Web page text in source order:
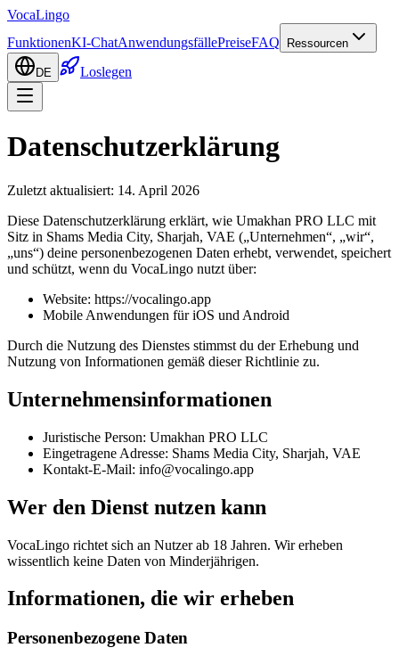
VocaLingo
FunktionenKI-ChatAnwendungsfällePreiseFAQ Ressourcen
DE Loslegen
Datenschutzerklärung
Zuletzt aktualisiert: 14. April 2026
Diese Datenschutzerklärung erklärt, wie Umakhan PRO LLC mit
Sitz in Shams Media City, Sharjah, VAE („Unternehmen“, „wir“,
„uns“) deine personenbezogenen Daten erhebt, verwendet, speichert
und schützt, wenn du VocaLingo nutzt über:
Website: https://vocalingo.app
Mobile Anwendungen für iOS und Android
Durch die Nutzung des Dienstes stimmst du der Erhebung und
Nutzung von Informationen gemäß dieser Richtlinie zu.
Unternehmensinformationen
Juristische Person: Umakhan PRO LLC
Eingetragene Adresse: Shams Media City, Sharjah, VAE
Kontakt-E-Mail: info@vocalingo.app
Wer den Dienst nutzen kann
VocaLingo richtet sich an Nutzer ab 18 Jahren. Wir erheben
wissentlich keine Daten von Minderjährigen.
Informationen, die wir erheben
Personenbezogene Daten